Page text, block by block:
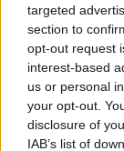
targeted
section to
opt-out request
interest-based
us or personal
your opt-out.
disclosure of
IAB’s list of